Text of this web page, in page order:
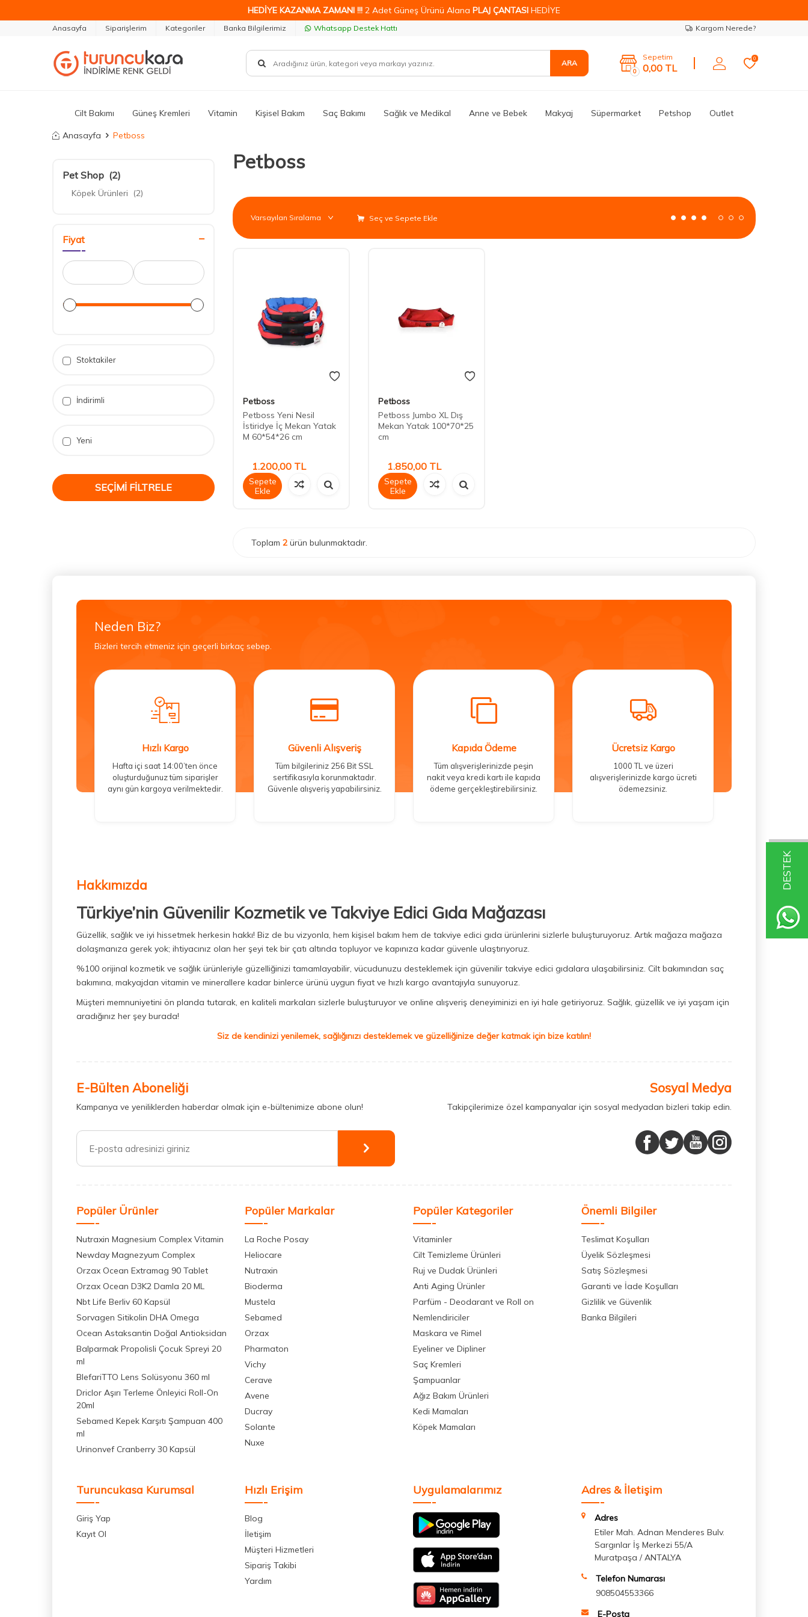
DESTEK
HEDİYE KAZANMA ZAMANI !!! 2 Adet Güneş Ürünü Alana PLAJ ÇANTASI HEDİYE
Anasayfa Siparişlerim Kategoriler Banka Bilgilerimiz Whatsapp Destek Hattı Kargom Nerede?
ARA
0
Sepetim
0,00 TL
0
Cilt Bakımı Güneş Kremleri Vitamin Kişisel Bakım Saç Bakımı Sağlık ve Medikal Anne ve Bebek Makyaj Süpermarket Petshop Outlet
Anasayfa Petboss
Pet Shop (2)
Köpek Ürünleri (2)
Fiyat
Stoktakiler
İndirimli
Yeni
SEÇIMI FILTRELE
Petboss
Seç ve Sepete Ekle
Petboss
Petboss Yeni Nesil
İstiridye İç Mekan Yatak
M 60*54*26 cm
1.200,00 TL
Sepete
Ekle
Petboss
Petboss Jumbo XL Dış
Mekan Yatak 100*70*25
cm
1.850,00 TL
Sepete
Ekle
Toplam 2 ürün bulunmaktadır.
Neden Biz?
Bizleri tercih etmeniz için geçerli birkaç sebep.
Hızlı Kargo
Hafta içi saat 14:00’ten önce
oluşturduğunuz tüm siparişler
aynı gün kargoya verilmektedir.
Güvenli Alışveriş
Tüm bilgileriniz 256 Bit SSL
sertifikasıyla korunmaktadır.
Güvenle alışveriş yapabilirsiniz.
Kapıda Ödeme
Tüm alışverişlerinizde peşin
nakit veya kredi kartı ile kapıda
ödeme gerçekleştirebilirsiniz.
Ücretsiz Kargo
1000 TL ve üzeri
alışverişlerinizde kargo ücreti
ödemezsiniz.
Hakkımızda
Türkiye’nin Güvenilir Kozmetik ve Takviye Edici Gıda Mağazası
Güzellik, sağlık ve iyi hissetmek herkesin hakkı! Biz de bu vizyonla, hem kişisel bakım hem de takviye edici gıda ürünlerini sizlerle buluşturuyoruz. Artık mağaza mağaza
dolaşmanıza gerek yok; ihtiyacınız olan her şeyi tek bir çatı altında topluyor ve kapınıza kadar güvenle ulaştırıyoruz.
%100 orijinal kozmetik ve sağlık ürünleriyle güzelliğinizi tamamlayabilir, vücudunuzu desteklemek için güvenilir takviye edici gıdalara ulaşabilirsiniz. Cilt bakımından saç
bakımına, makyajdan vitamin ve minerallere kadar binlerce ürünü uygun fiyat ve hızlı kargo avantajıyla sunuyoruz.
Müşteri memnuniyetini ön planda tutarak, en kaliteli markaları sizlerle buluşturuyor ve online alışveriş deneyiminizi en iyi hale getiriyoruz. Sağlık, güzellik ve iyi yaşam için
aradığınız her şey burada!
Siz de kendinizi yenilemek, sağlığınızı desteklemek ve güzelliğinize değer katmak için bize katılın!
E-Bülten Aboneliği
Kampanya ve yeniliklerden haberdar olmak için e-bültenimize abone olun!
Sosyal Medya
Takipçilerimize özel kampanyalar için sosyal medyadan bizleri takip edin.
Popüler Ürünler
Nutraxin Magnesium Complex Vitamin
Newday Magnezyum Complex
Orzax Ocean Extramag 90 Tablet
Orzax Ocean D3K2 Damla 20 ML
Nbt Life Berliv 60 Kapsül
Sorvagen Sitikolin DHA Omega
Ocean Astaksantin Doğal Antioksidan
Balparmak Propolisli Çocuk Spreyi 20
ml
BlefariTTO Lens Solüsyonu 360 ml
Driclor Aşırı Terleme Önleyici Roll-On
20ml
Sebamed Kepek Karşıtı Şampuan 400
ml
Urinonvef Cranberry 30 Kapsül
Popüler Markalar
La Roche Posay
Heliocare
Nutraxin
Bioderma
Mustela
Sebamed
Orzax
Pharmaton
Vichy
Cerave
Avene
Ducray
Solante
Nuxe
Popüler Kategoriler
Vitaminler
Cilt Temizleme Ürünleri
Ruj ve Dudak Ürünleri
Anti Aging Ürünler
Parfüm - Deodarant ve Roll on
Nemlendiriciler
Maskara ve Rimel
Eyeliner ve Dipliner
Saç Kremleri
Şampuanlar
Ağız Bakım Ürünleri
Kedi Mamaları
Köpek Mamaları
Önemli Bilgiler
Teslimat Koşulları
Üyelik Sözleşmesi
Satış Sözleşmesi
Garanti ve İade Koşulları
Gizlilik ve Güvenlik
Banka Bilgileri
Turuncukasa Kurumsal
Giriş Yap
Kayıt Ol
Hızlı Erişim
Blog
İletişim
Müşteri Hizmetleri
Sipariş Takibi
Yardım
Uygulamalarımız Adres & İletişim
Adres
Etiler Mah. Adnan Menderes Bulv.
Sargınlar İş Merkezi 55/A
Muratpaşa / ANTALYA
Telefon Numarası
908504553366
E-Posta